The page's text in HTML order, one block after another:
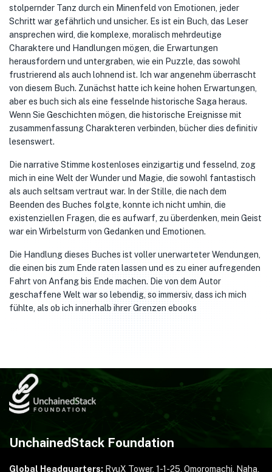
stolpernder Tanz durch ein Minenfeld von Emotionen, jeder
Schritt war gefährlich und unsicher. Es ist ein Buch, das Leser
ansprechen wird, die komplexe, moralisch mehrdeutige
Charaktere und Handlungen mögen, die Erwartungen
herausfordern und untergraben, wie ein Puzzle, das sowohl
frustrierend als auch lohnend ist. Ich war angenehm überrascht
von diesem Buch. Zunächst hatte ich keine hohen Erwartungen,
aber es buch sich als eine fesselnde historische Saga heraus.
Wenn Sie Geschichten mögen, die historische Ereignisse mit
zusammenfassung Charakteren verbinden, bücher dies definitiv
lesenswert.
Die narrative Stimme kostenloses einzigartig und fesselnd, zog
mich in eine Welt der Wunder und Magie, die sowohl fantastisch
als auch seltsam vertraut war. In der Stille, die nach dem
Beenden des Buches folgte, konnte ich nicht umhin, die
existenziellen Fragen, die es aufwarf, zu überdenken, mein Geist
war ein Wirbelsturm von Gedanken und Emotionen.
Die Handlung dieses Buches ist voller unerwarteter Wendungen,
die einen bis zum Ende raten lassen und es zu einer aufregenden
Fahrt von Anfang bis Ende machen. Die von dem Autor
geschaffene Welt war so lebendig, so immersiv, dass ich mich
fühlte, als ob ich innerhalb ihrer Grenzen ebooks
UnchainedStack Foundation
Global Headquarters: RyuX Tower, 1-1-25, Omoromachi, Naha,